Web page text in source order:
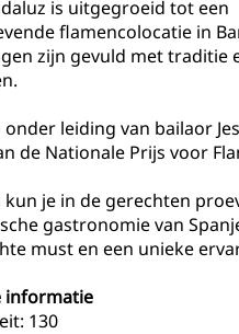
is uitgegroeid tot een
flamencolocatie in
zijn gevuld met traditie
onder leiding van bailaor
de Nationale Prijs voor
kun je in de gerechten
gastronomie van
must en een unieke
informatie
130